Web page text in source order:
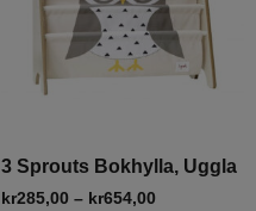
3 Sprouts Bokhylla, Uggla
kr285,00 – kr654,00